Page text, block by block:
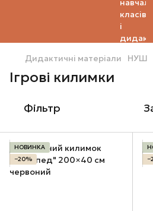
Дидактичні матеріали НУШ
Ігрові килимки
Фільтр
НОВИНКА
−20%